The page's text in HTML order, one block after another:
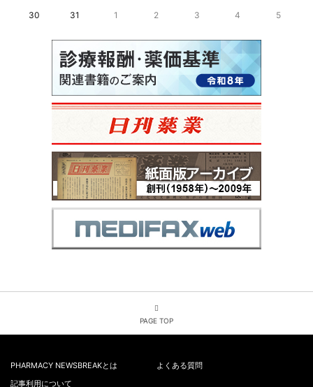
30
31 1 2 3 4 5
PAGE TOP
PHARMACY NEWSBREAKとは
よくある質問
記事利用について